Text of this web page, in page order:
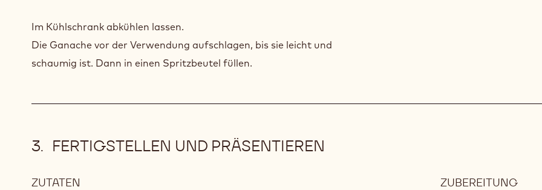
Im Kühlschrank abkühlen lassen.
Die Ganache vor der Verwendung aufschlagen, bis sie leicht und
schaumig ist. Dann in einen Spritzbeutel füllen.
FERTIGSTELLEN UND PRÄSENTIEREN
ZUTATEN ZUBEREITUNG: